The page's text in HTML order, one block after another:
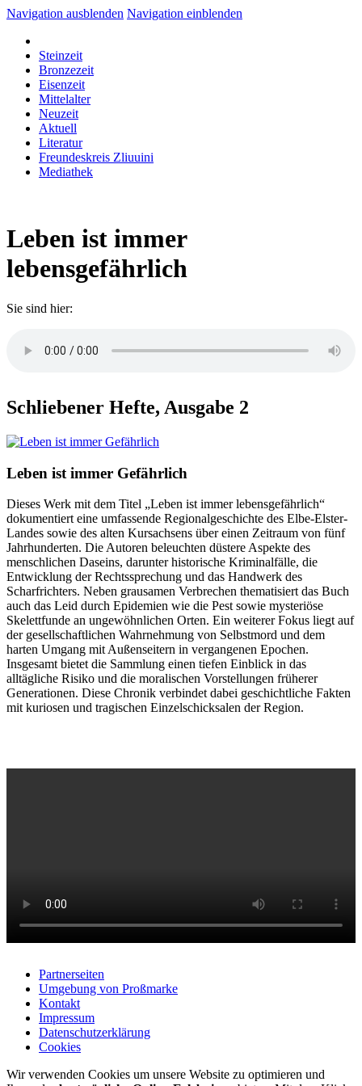
Navigation ausblenden Navigation einblenden
Steinzeit
Bronzezeit
Eisenzeit
Mittelalter
Neuzeit
Aktuell
Literatur
Freundeskreis Zliuuini
Mediathek
Leben ist immer
lebensgefährlich
Sie sind hier:
Schliebener Hefte, Ausgabe 2
Leben ist immer Gefährlich
Dieses Werk mit dem Titel „Leben ist immer lebensgefährlich“
dokumentiert eine umfassende Regionalgeschichte des Elbe-Elster-
Landes sowie des alten Kursachsens über einen Zeitraum von fünf
Jahrhunderten. Die Autoren beleuchten düstere Aspekte des
menschlichen Daseins, darunter historische Kriminalfälle, die
Entwicklung der Rechtssprechung und das Handwerk des
Scharfrichters. Neben grausamen Verbrechen thematisiert das Buch
auch das Leid durch Epidemien wie die Pest sowie mysteriöse
Skelettfunde an ungewöhnlichen Orten. Ein weiterer Fokus liegt auf
der gesellschaftlichen Wahrnehmung von Selbstmord und dem
harten Umgang mit Außenseitern in vergangenen Epochen.
Insgesamt bietet die Sammlung einen tiefen Einblick in das
alltägliche Risiko und die moralischen Vorstellungen früherer
Generationen. Diese Chronik verbindet dabei geschichtliche Fakten
mit kuriosen und tragischen Einzelschicksalen der Region.
Partnerseiten
Umgebung von Proßmarke
Kontakt
Impressum
Datenschutzerklärung
Cookies
Wir verwenden Cookies um unsere Website zu optimieren und